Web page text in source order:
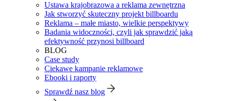
Ustawa krajobrazowa a reklama zewnętrzna
Jak stworzyć skuteczny projekt billboardu
Reklama – małe miasto, wielkie perspektywy
Badania widoczności, czyli jak sprawdzić jaką
efektywność przynosi billboard
BLOG
Case study
Ciekawe kampanie reklamowe
Ebooki i raporty
Sprawdź nasz blog